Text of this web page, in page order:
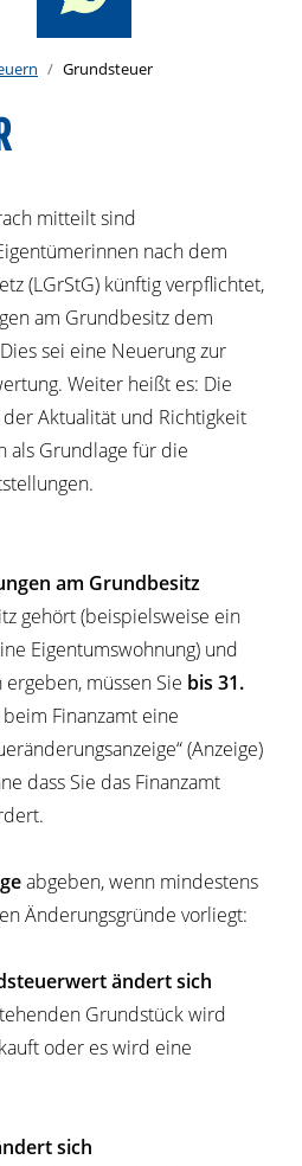
Grundsteuer
mitteilt sind
nach dem
(LGrStG) künftig verpflichtet,
am Grundbesitz dem
sei eine Neuerung zur
Weiter heißt es: Die
Aktualität und Richtigkeit
als Grundlage für die
am Grundbesitz
gehört (beispielsweise ein
Eigentumswohnung) und
müssen Sie bis 31.
beim Finanzamt eine
(Anzeige)
dass Sie das Finanzamt
abgeben, wenn mindestens
Änderungsgründe vorliegt:
ändert sich
Grundstück wird
oder es wird eine
sich